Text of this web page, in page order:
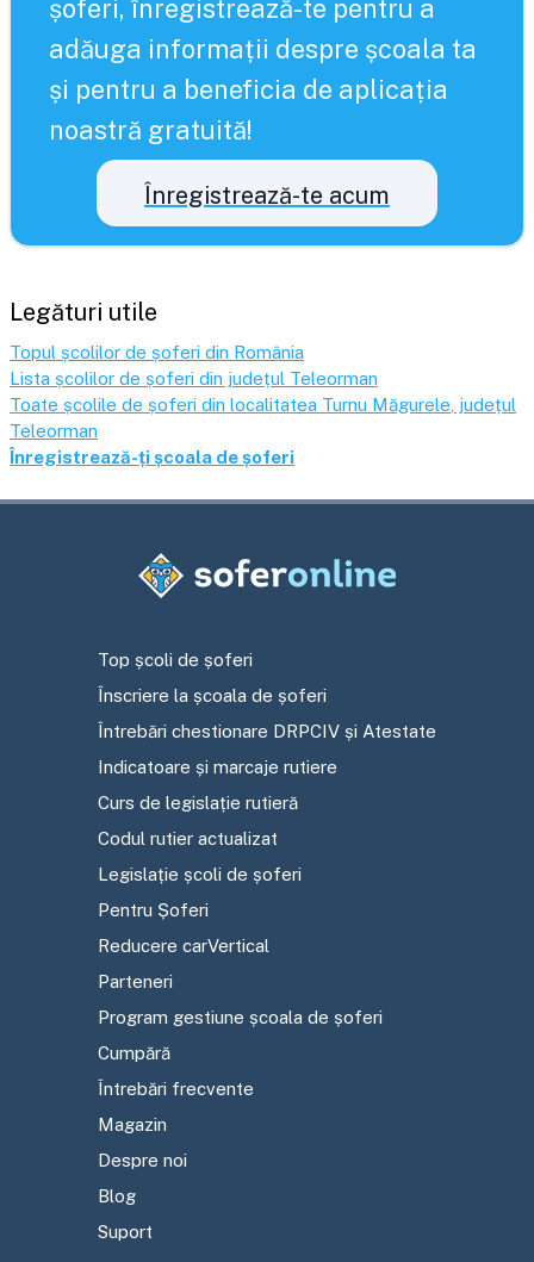
șoferi, înregistrează-te pentru a
adăuga informații despre școala ta
și pentru a beneficia de aplicația
noastră gratuită!
Înregistrează-te acum
Legături utile
Topul școlilor de șoferi din România
Lista școlilor de șoferi din județul Teleorman
Toate școlile de șoferi din localitatea Turnu Măgurele , județul
Teleorman
Înregistrează-ți școala de șoferi
Top școli de șoferi
Înscriere la școala de șoferi
Întrebări chestionare DRPCIV și Atestate
Indicatoare și marcaje rutiere
Curs de legislație rutieră
Codul rutier actualizat
Legislație școli de șoferi
Pentru Șoferi
Reducere carVertical
Parteneri
Program gestiune școala de șoferi
Cumpără
Întrebări frecvente
Magazin
Despre noi
Blog
Suport